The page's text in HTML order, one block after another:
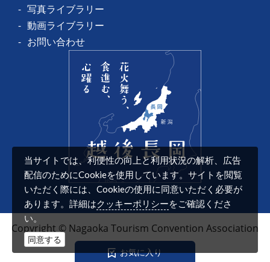
お気に入り
写真ライブラリー
動画ライブラリー
お問い合わせ
Copyright © Nagaoka Tourism Convention Association
当サイトでは、利便性の向上と利用状況の解析、広告
配信のためにCookieを使用しています。サイトを閲覧
いただく際には、Cookieの使用に同意いただく必要が
あります。詳細はクッキーポリシーをご確認くださ
い。
同意する